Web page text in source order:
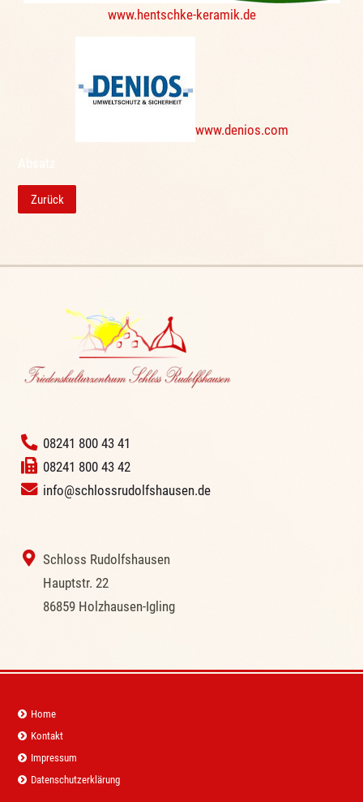
www.hentschke-keramik.de
www.denios.com
Absatz
Zurück
08241 800 43 41
08241 800 43 42
info@schlossrudolfshausen.de
‭ Schloss Rudolfshausen
‭Hauptstr. 22
‭86859 Holzhausen-Igling
Navigation
überspringen
Home
Kontakt
Impressum
Datenschutzerklärung